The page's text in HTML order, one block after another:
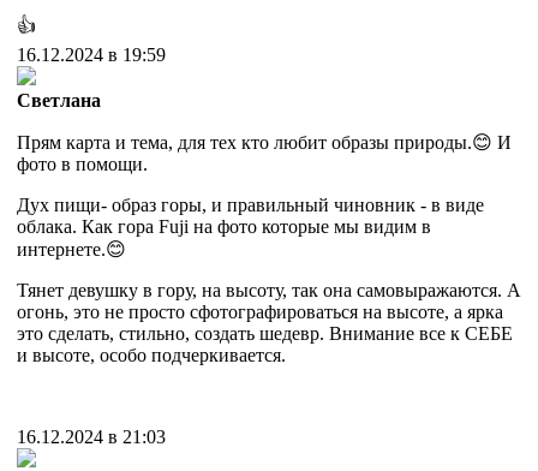
👍
16.12.2024 в 19:59
Светлана
Прям карта и тема, для тех кто любит образы природы.😊 И
фото в помощи.
Дух пищи- образ горы, и правильный чиновник - в виде
облака. Как гора Fuji на фото которые мы видим в
интернете.😊
Тянет девушку в гору, на высоту, так она самовыражаются. А
огонь, это не просто сфотографироваться на высоте, а ярка
это сделать, стильно, создать шедевр. Внимание все к СЕБЕ
и высоте, особо подчеркивается.
16.12.2024 в 21:03